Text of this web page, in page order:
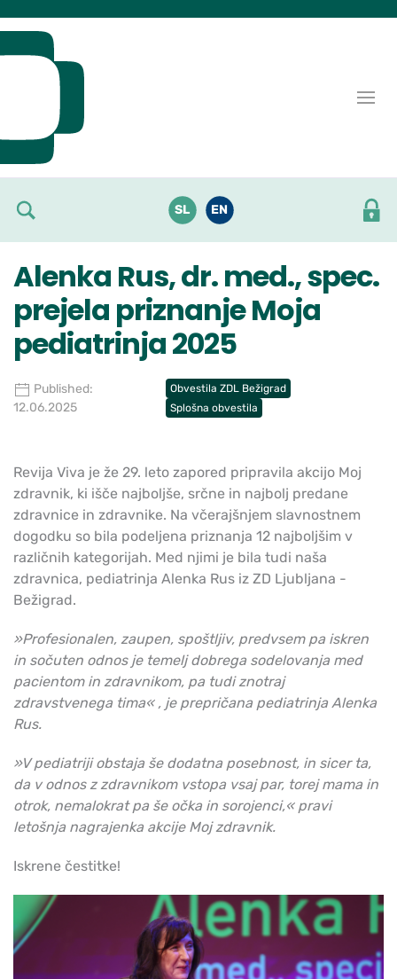
SL EN
Alenka Rus, dr. med., spec.
prejela priznanje Moja
pediatrinja 2025
Published:
12.06.2025
Obvestila ZDL Bežigrad
Splošna obvestila
Revija Viva je že 29. leto zapored pripravila akcijo Moj
zdravnik, ki išče najboljše, srčne in najbolj predane
zdravnice in zdravnike. Na včerajšnjem slavnostnem
dogodku so bila podeljena priznanja 12 najboljšim v
različnih kategorijah. Med njimi je bila tudi naša
zdravnica, pediatrinja Alenka Rus iz ZD Ljubljana -
Bežigrad.
»Profesionalen, zaupen, spoštljiv, predvsem pa iskren
in sočuten odnos je temelj dobrega sodelovanja med
pacientom in zdravnikom, pa tudi znotraj
zdravstvenega tima« , je prepričana pediatrinja Alenka
Rus.
»V pediatriji obstaja še dodatna posebnost, in sicer ta,
da v odnos z zdravnikom vstopa vsaj par, torej mama in
otrok, nemalokrat pa še očka in sorojenci,« pravi
letošnja nagrajenka akcije Moj zdravnik.
Iskrene čestitke!